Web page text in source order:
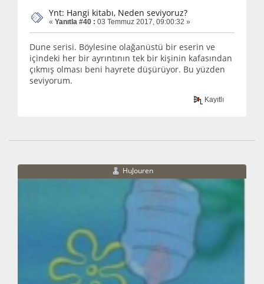
Ynt: Hangi kitabı, Neden seviyoruz?
« Yanıtla #40 : 03 Temmuz 2017, 09:00:32 »
Dune serisi. Böylesine olağanüstü bir eserin ve
içindeki her bir ayrıntının tek bir kişinin kafasından
çıkmış olması beni hayrete düşürüyor. Bu yüzden
seviyorum.
Kayıtlı
HuJouren